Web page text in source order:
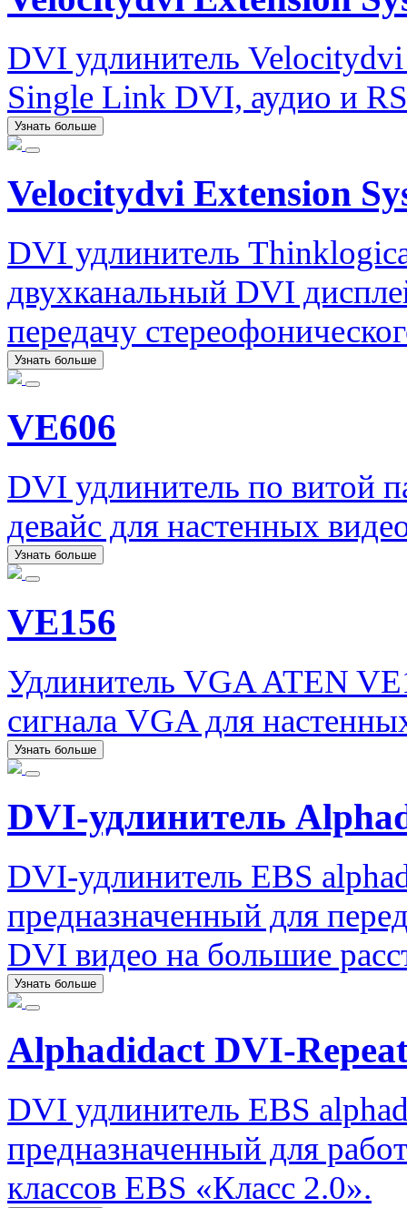
DVI удлинитель Velocitydvi
Single Link DVI, аудио и
Узнать больше
Velocitydvi Extension
DVI удлинитель
двухканальный DVI
передачу
Узнать больше
VE606
DVI удлинитель по витой
девайс для настенных
Узнать больше
VE156
Удлинитель VGA ATEN
сигнала VGA для
Узнать больше
DVI-удлинитель
DVI-удлинитель EBS
предназначенный для
DVI видео на большие
Узнать больше
Alphadidact DVI-
DVI удлинитель EBS
предназначенный для
классов EBS «Класс 2.0».